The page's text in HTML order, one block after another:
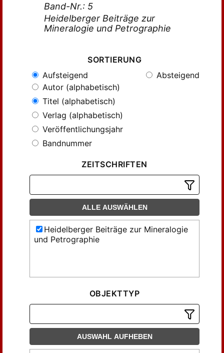
Band-Nr.: 5
Heidelberger Beiträge zur
Mineralogie und Petrographie
SORTIERUNG
Aufsteigend
Absteigend
Autor (alphabetisch)
Titel (alphabetisch)
Verlag (alphabetisch)
Veröffentlichungsjahr
Bandnummer
ZEITSCHRIFTEN
ALLE AUSWÄHLEN
Heidelberger Beiträge zur Mineralogie
und Petrographie
OBJEKTTYP
AUSWAHL AUFHEBEN